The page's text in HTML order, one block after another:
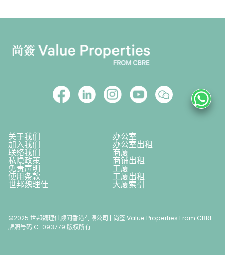
关于我们 办公室
加入我们 办公室出租
联络我们 商厦
私隐政策 商铺出租
免责声明 工厦
使用条款 工厦出租
世邦魏理仕 大厦索引
©2025 世邦魏理仕顾问香港有限公司 | 尚签 Value Properties From CBRE
牌照号码 C-093779 版权所有